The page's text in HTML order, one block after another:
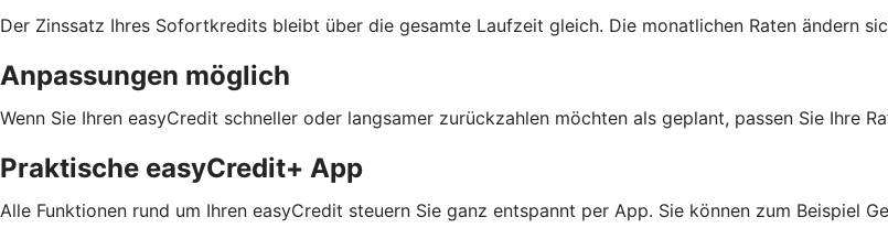
Der Zinssatz Ihres Sofortkredits bleibt über die gesamte Laufzeit gleich. Die monatlichen Raten ändern
Anpassungen möglich
Wenn Sie Ihren easyCredit schneller oder langsamer zurückzahlen möchten als geplant, passen Sie Ihre
Praktische easyCredit+ App
Alle Funktionen rund um Ihren easyCredit steuern Sie ganz entspannt per App. Sie können zum Beispiel